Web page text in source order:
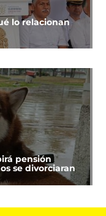
lo relacionan
pensión
se divorciaran